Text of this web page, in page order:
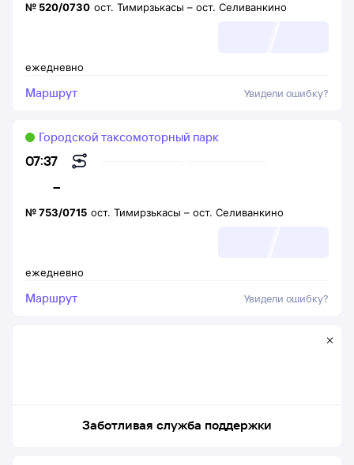
ежедневно
№ 520/0730 ост. Тимирзькасы – ост. Селиванкино
Маршрут Увидели ошибку?
07:37
–
Городской таксомоторный парк
ежедневно
№753/0715 ост. Тимирзькасы – ост. Селиванкино
Маршрут Увидели ошибку?
Заботливая служба поддержки